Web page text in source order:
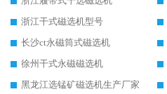
浙江干式磁选机型号
长沙ct永磁筒式磁选机
徐州干式永磁磁选机
黑龙江选锰矿磁选机生产厂家